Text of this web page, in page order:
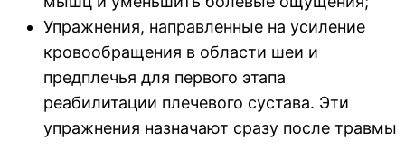
Упражнения, направленные на усиление
кровообращения в области шеи и
предплечья для первого этапа
реабилитации плечевого сустава. Эти
упражнения назначают сразу после травмы